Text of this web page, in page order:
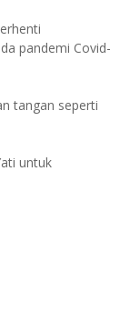
pandemi Covid-
tangan seperti
untuk